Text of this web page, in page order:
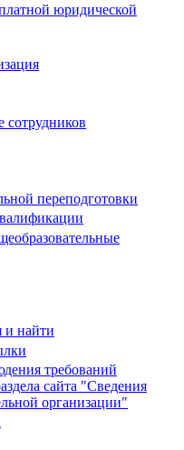
юридической
сотрудников
переподготовки
и найти
требований
сайта "Сведения
организации"